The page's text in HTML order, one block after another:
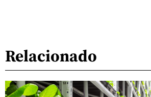
Relacionado